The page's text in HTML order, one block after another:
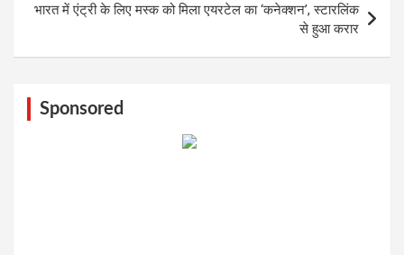
भारत में एंट्री के लिए मस्क को मिला एयरटेल का ‘कनेक्शन’, स्टारलिंक
से हुआ करार
Sponsored